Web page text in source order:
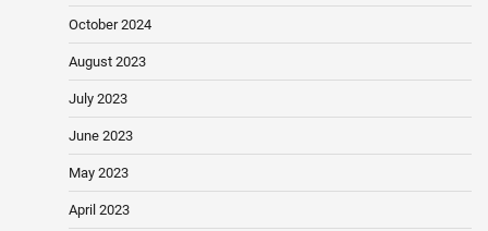
October 2024
August 2023
July 2023
June 2023
May 2023
April 2023